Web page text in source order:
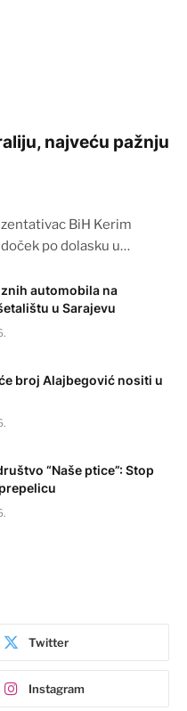
najveću pažnju
BiH Kerim
po dolasku u…
automobila na
u Sarajevu
broj Alajbegović nositi u
“Naše ptice”: Stop
Twitter
Instagram